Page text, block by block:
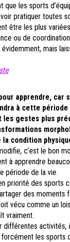
que les sports
pratiquer toutes
être les plus
ou de
mais
e
apprendre, car
à cette
les gestes plus
la condition
c’est le bon
à apprendre
période de la vie.
priorité des sports
des moments
vécu comme un
vraiment.
différentes
les sports